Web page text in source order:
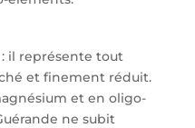
: il représente tout
et finement réduit.
et en oligo-
ne subit